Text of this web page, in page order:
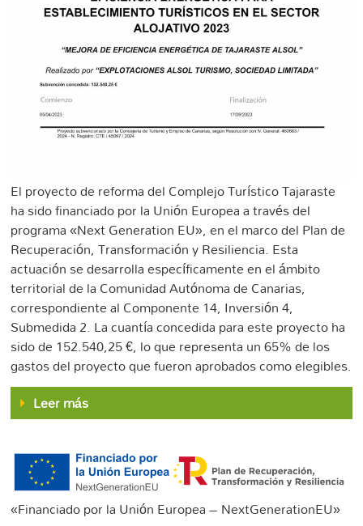
El proyecto de reforma del Complejo Turístico Tajaraste
ha sido financiado por la Unión Europea a través del
programa «Next Generation EU», en el marco del Plan de
Recuperación, Transformación y Resiliencia. Esta
actuación se desarrolla específicamente en el ámbito
territorial de la Comunidad Autónoma de Canarias,
correspondiente al Componente 14, Inversión 4,
Submedida 2. La cuantía concedida para este proyecto ha
sido de 152.540,25 €, lo que representa un 65% de los
gastos del proyecto que fueron aprobados como elegibles.
Leer más
«Financiado por la Unión Europea – NextGenerationEU»